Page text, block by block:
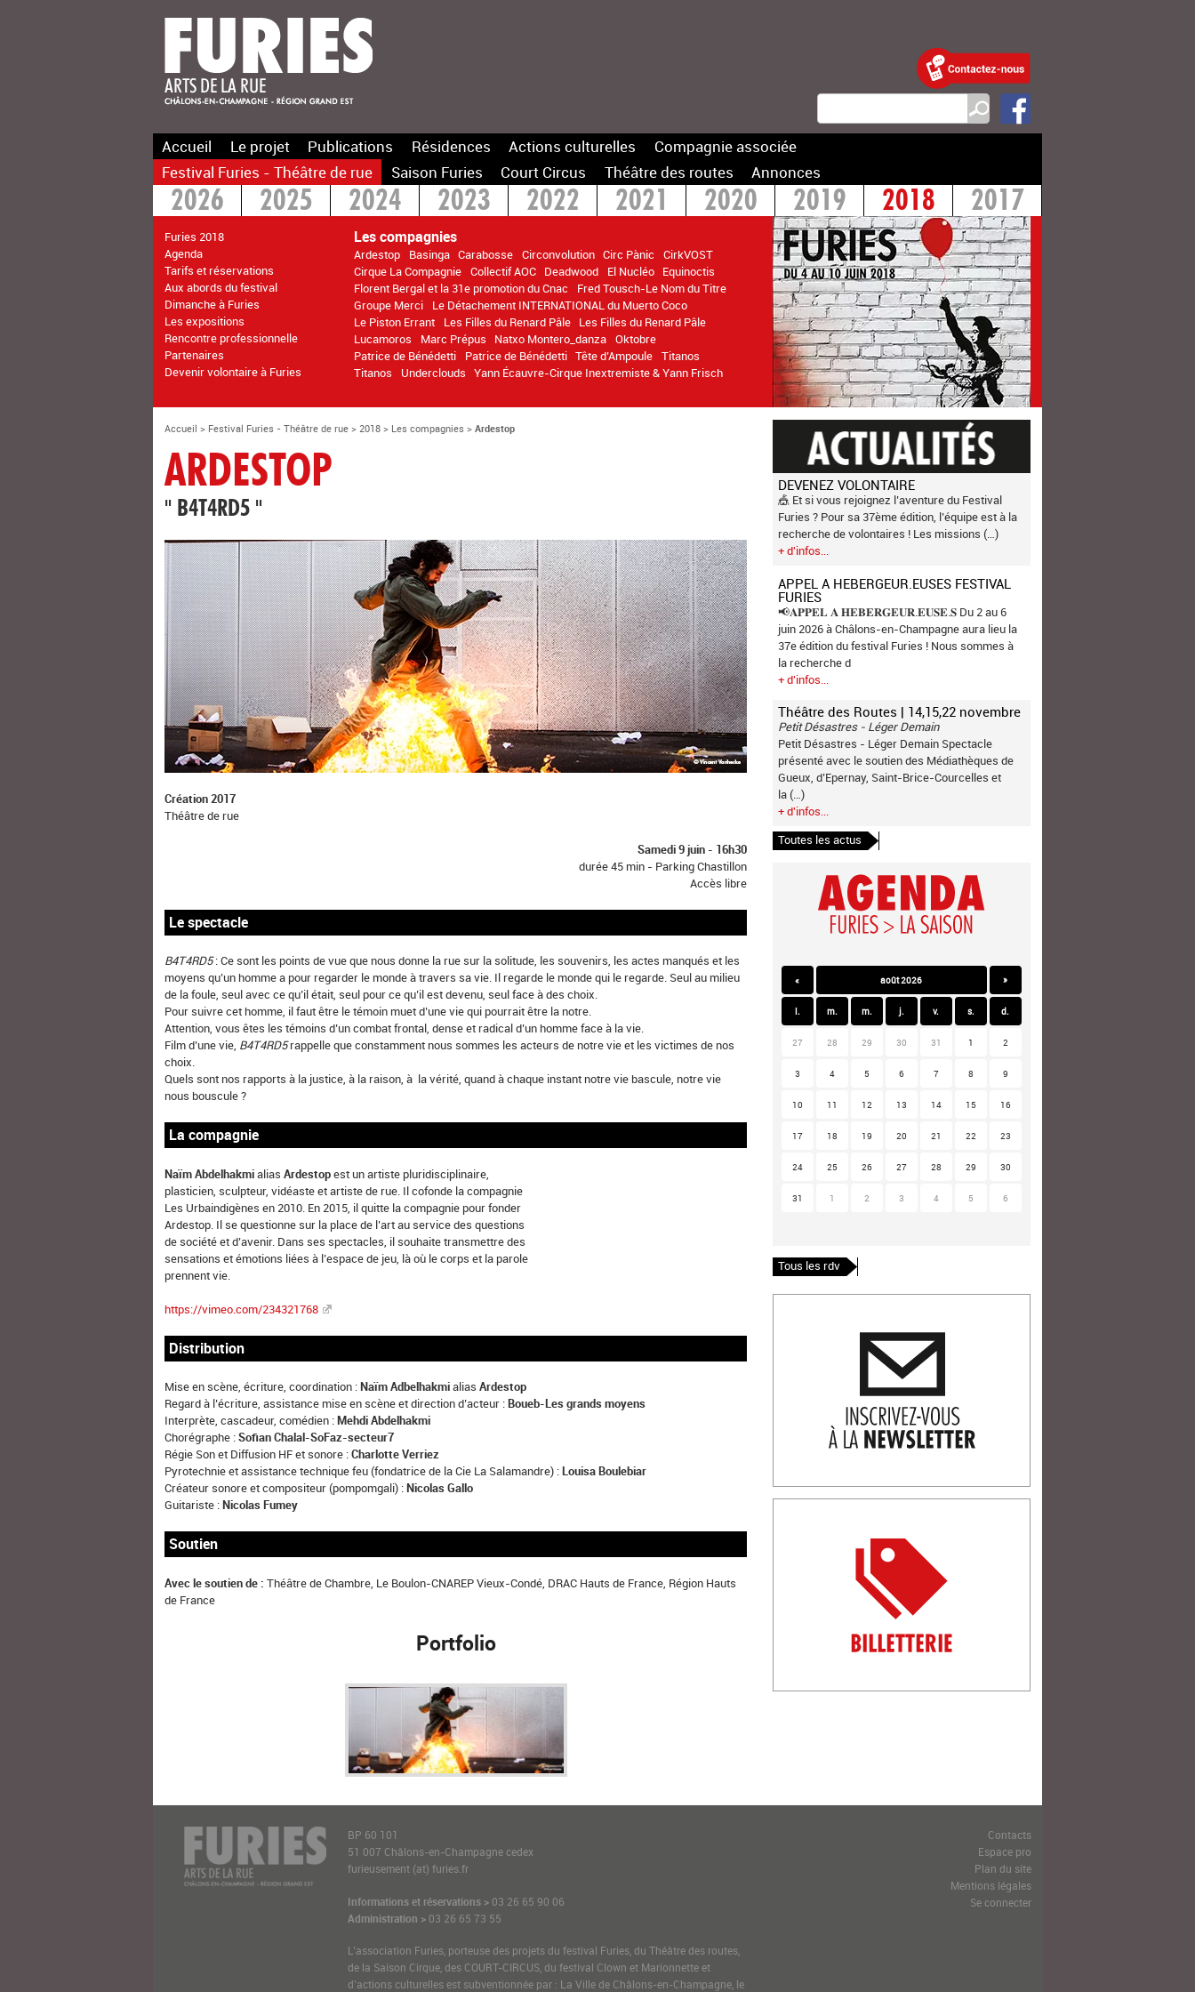
Accueil Le projet Publications Résidences Actions culturelles
Compagnie associée
Festival Furies - Théâtre de rue
Saison Furies Court Circus Théâtre des routes Annonces
2026 2025 2024 2023 2022 2021 2020 2019 2018
Furies 2018
Agenda
Tarifs et réservations
Aux abords du festival
Dimanche à Furies
Les expositions
Rencontre professionnelle
Partenaires
Devenir volontaire à Furies
Les compagnies
Ardestop Basinga Carabosse Circonvolution Circ Pànic
CirkVOST
Cirque La Compagnie Collectif AOC Deadwood El Nucléo Equinoctis
Florent Bergal et la 31e promotion du Cnac
Fred Tousch-Le Nom du Titre
Groupe Merci
Le Détachement INTERNATIONAL du Muerto Coco
Le Piston Errant
Les Filles du Renard Pâle Les Filles du Renard Pâle
Lucamoros
Marc Prépus Natxo Montero_danza Oktobre
Patrice de Bénédetti
Patrice de Bénédetti Tête d’Ampoule Titanos
Titanos
Underclouds Yann Écauvre-Cirque Inextremiste & Yann Frisch
2017
2016
>2014
Accueil > Festival Furies - Théâtre de rue > 2018 > Les compagnies >Ardestop
ARDESTOP
" B4T4RD5 "
Création 2017
Théâtre de rue
Samedi 9 juin - 16h30
durée 45 min - Parking Chastillon
Accès libre
Le spectacle
B4T4RD5: Ce sont les points de vue que nous donne la rue sur la solitude, les souvenirs, les actes manqués et les
moyens qu’un homme a pour regarder le monde à travers sa vie. Il regarde le monde qui le regarde. Seul au milieu
de la foule, seul avec ce qu’il était, seul pour ce qu’il est devenu, seul face à des choix.
Pour suivre cet homme, il faut être le témoin muet d’une vie qui pourrait être la notre.
Attention, vous êtes les témoins d’un combat frontal, dense et radical d’un homme face à la vie.
Film d’une vie, B4T4RD5rappelle que constamment nous sommes les acteurs de notre vie et les victimes de nos
choix.
Quels sont nos rapports à la justice, à la raison, à la vérité, quand à chaque instant notre vie bascule, notre vie
nous bouscule ?
La compagnie
Naïm AbdelhakmialiasArdestopest un artiste pluridisciplinaire,
plasticien, sculpteur, vidéaste et artiste de rue. Il cofonde la compagnie
Les Urbaindigènes en 2010. En 2015, il quitte la compagnie pour fonder
Ardestop. Il se questionne sur la place de l’art au service des questions
de société et d’avenir. Dans ses spectacles, il souhaite transmettre des
sensations et émotions liées à l’espace de jeu, là où le corps et la parole
prennent vie.
https://vimeo.com/234321768
Distribution
Mise en scène, écriture, coordination :Naïm AdbelhakmialiasArdestop
Regard à l’écriture, assistance mise en scène et direction d’acteur :Boueb-Les grands moyens
Interprète, cascadeur, comédien :Mehdi Abdelhakmi
Chorégraphe :Sofian Chalal-SoFaz-secteur7
Régie Son et Diffusion HF et sonore :Charlotte Verriez
Pyrotechnie et assistance technique feu (fondatrice de la Cie La Salamandre) :Louisa Boulebiar
Créateur sonore et compositeur (pompomgali) :Nicolas Gallo
Guitariste :Nicolas Fumey
Soutien
Avec le soutien de : Théâtre de Chambre, Le Boulon-CNAREP Vieux-Condé, DRAC Hauts de France, Région Hauts
de France
Portfolio
DEVENEZ VOLONTAIRE
🎪 Et si vous rejoignez l’aventure du Festival
Furies ? Pour sa 37ème édition, l’équipe est à la
recherche de volontaires ! Les missions (…)
+ d'infos...
APPEL A HEBERGEUR.EUSES FESTIVAL
FURIES
📢𝐀𝐏𝐏𝐄𝐋 𝐀 𝐇𝐄𝐁𝐄𝐑𝐆𝐄𝐔𝐑.𝐄𝐔𝐒𝐄.𝐒 Du 2 au 6
juin 2026 à Châlons-en-Champagne aura lieu la
37e édition du festival Furies ! Nous sommes à
la recherche d
+ d'infos...
Théâtre des Routes | 14,15,22 novembre
Petit Désastres - Léger Demain
Petit Désastres - Léger Demain Spectacle
présenté avec le soutien des Médiathèques de
Gueux, d’Epernay, Saint-Brice-Courcelles et
la (…)
+ d'infos...
Toutes les actus
« août 2026 »
l. m. m. j. v. s. d.
27 28 29 30 31 1 2
3 4 5 6 7 8 9
10 11 12 13 14 15 16
17 18 19 20 21 22 23
24 25 26 27 28 29 30
31 1 2 3 4 5 6
Tous les rdv
BP 60 101
51 007 Châlons-en-Champagne cedex
furieusement (at) furies.fr
Informations et réservations > 03 26 65 90 06
Administration > 03 26 65 73 55
L’association Furies, porteuse des projets du festival Furies, du Théâtre des routes,
de la Saison Cirque, des COURT-CIRCUS, du festival Clown et Marionnette et
d’actions culturelles est subventionnée par : La Ville de Châlons-en-Champagne, le
Contacts
Espace pro
Plan du site
Mentions légales
Se connecter